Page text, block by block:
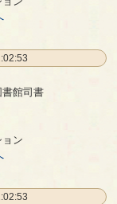
館司書
ン